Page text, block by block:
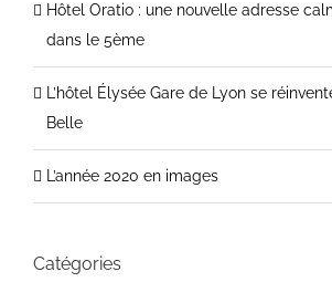
Hôtel Oratio : une nouvelle adresse
dans le 5ème
L’hôtel Élysée Gare de Lyon se
Belle
L’année 2020 en images
Catégories